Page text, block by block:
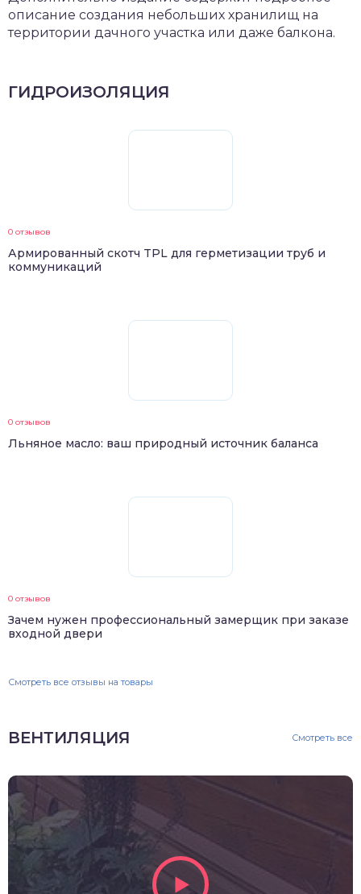
описание создания небольших хранилищ на
территории дачного участка или даже балкона.
ГИДРОИЗОЛЯЦИЯ
0 отзывов
Армированный скотч TPL для герметизации труб и
коммуникаций
0 отзывов
Льняное масло: ваш природный источник баланса
0 отзывов
Зачем нужен профессиональный замерщик при заказе
входной двери
Смотреть все отзывы на товары
ВЕНТИЛЯЦИЯ Смотреть все